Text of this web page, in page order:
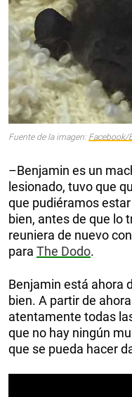
Fuente de la imagen: Facebook/
–Benjamin es un
lesionado, tuvo que
que pudiéramos
bien, antes de que lo
reuniera de nuevo
para The Dodo.
Benjamin está ahora
bien. A partir de
atentamente todas
que no hay ningún
que se pueda hacer